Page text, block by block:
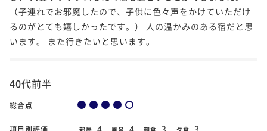
（子連れでお邪魔したので、子供に色々声をかけていただけ
るのがとても嬉しかったです。） 人の温かみのある宿だと思
います。 また行きたいと思います。
40代前半
総合点
項目別評価 部屋 4 風呂 4 朝食 3 夕食 3